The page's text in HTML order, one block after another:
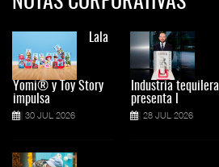
Lala
Yomi® y Toy Story
impulsa
30 JUL 2026
Industria tequilera
presenta l
28 JUL 2026